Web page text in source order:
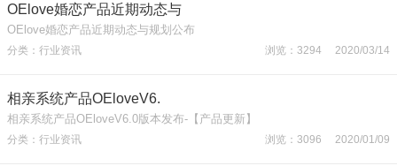
OElove婚恋产品近期动态与
OElove婚恋产品近期动态与规划公布
分类：行业资讯 浏览：3294 2020/03/14
相亲系统产品OEloveV6.
相亲系统产品OEloveV6.0版本发布-【产品更新】
分类：行业资讯 浏览：3096 2020/01/09